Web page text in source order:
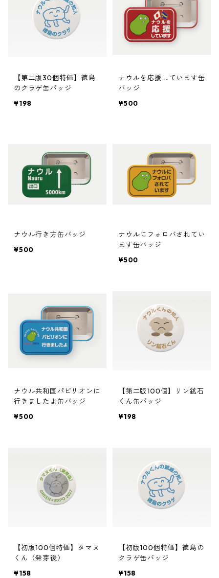
【第二版30個特価】徳島
のクラゲ缶バッジ
¥198
ナウルを応援しています缶
バッジ
¥500
ナウル行き方缶バッジ
¥500
ナウルにフォロバされてい
ます缶バッジ
¥500
ナウル共和国パビリオンに
行きましたよ缶バッジ
¥500
【第二版100個】リン鉱石
くん缶バッジ
¥198
【初版100個特価】タマヌ
くん（発芽後）
¥158
【初版100個特価】徳島の
クラゲ缶バッジ
¥158